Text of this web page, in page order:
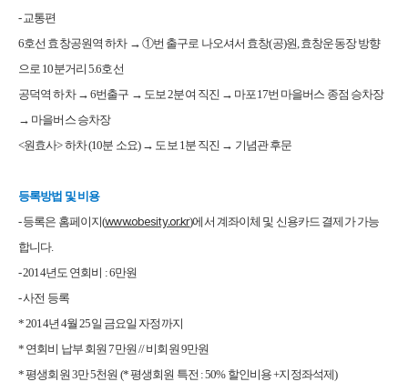
- 교통편
6호선 효창공원역 하차 → ①번 출구로 나오셔서 효창(공)원, 효창운동장 방향
으로 10분거리 5.6호선
공덕역 하차 → 6번출구 → 도보 2분여 직진 → 마포17번 마을버스 종점 승차장
→ 마을버스 승차장
<원효사> 하차 (10분 소요) → 도보 1분 직진 → 기념관 후문
등록방법 및 비용
- 등록은 홈페이지(www.obesity.or.kr)에서 계좌이체 및 신용카드 결제가 가능
합니다.
- 2014년도 연회비 : 6만원
- 사전 등록
* 2014년 4월 25일 금요일 자정까지
* 연회비 납부 회원 7만원 // 비회원 9만원
* 평생회원 3만 5천원 (* 평생회원 특전 : 50% 할인비용 +지정좌석제)